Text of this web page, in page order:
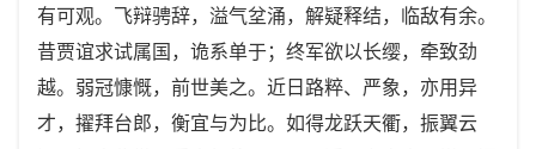
有可观。飞辩骋辞，溢气坌涌，解疑释结，临敌有余。
昔贾谊求试属国，诡系单于；终军欲以长缨，牵致劲
越。弱冠慷慨，前世美之。近日路粹、严象，亦用异
才，擢拜台郎，衡宜与为比。如得龙跃天衢，振翼云